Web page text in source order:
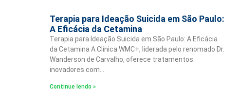
Terapia para Ideação Suicida em São Paulo:
A Eficácia da Cetamina
Terapia para Ideação Suicida em São Paulo: A Eficácia
da Cetamina A Clínica WMC+, liderada pelo renomado Dr.
Wanderson de Carvalho, oferece tratamentos
inovadores com…
Continue lendo »